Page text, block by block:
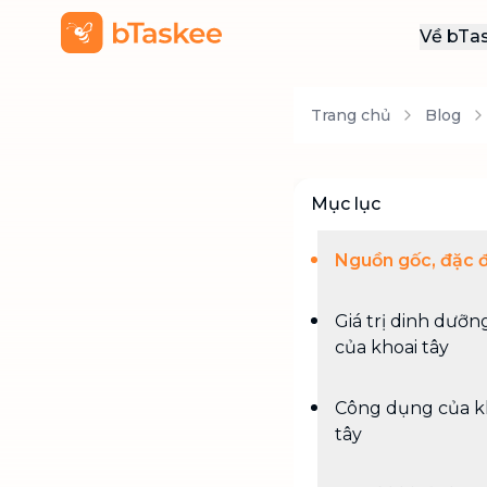
Về
Trang chủ Blog
Mục lục
Nguồn gốc, đặc
Giá trị dinh
của khoai tây
Công dụng của
tây